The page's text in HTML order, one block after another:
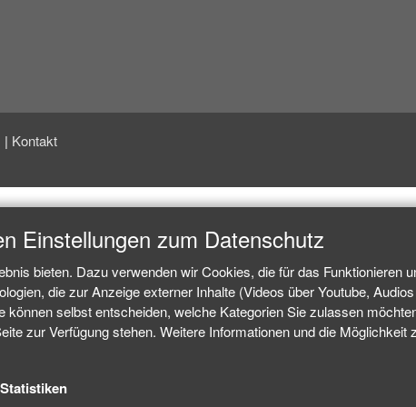
Kontakt
Einstellungen zum Datenschutz
bieten. Dazu verwenden wir Cookies, die für das Funktionieren
die zur Anzeige externer Inhalte (Videos über Youtube,
selbst entscheiden, welche Kategorien Sie zulassen
zur Verfügung stehen. Weitere Informationen und die
Statistiken